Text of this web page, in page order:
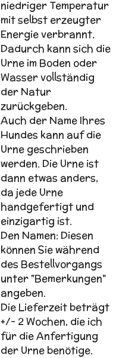
niedriger Temperatur
mit selbst erzeugter
Energie verbrannt.
Dadurch kann sich die
Urne im Boden oder
Wasser vollständig
der Natur
zurückgeben.
Auch der Name Ihres
Hundes kann auf die
Urne geschrieben
werden. Die Urne ist
dann etwas anders,
da jede Urne
handgefertigt und
einzigartig ist.
Den Namen: Diesen
können Sie während
des Bestellvorgangs
unter "Bemerkungen"
angeben.
Die Lieferzeit beträgt
+/- 2 Wochen, die ich
für die Anfertigung
der Urne benötige.